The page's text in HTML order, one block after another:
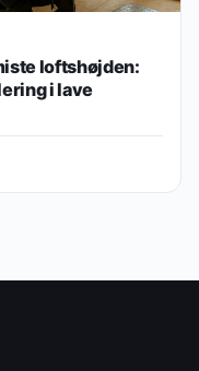
loftshøjden:
i lave